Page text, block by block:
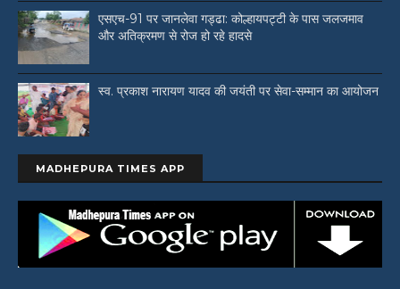
एसएच-91 पर जानलेवा गड्ढा: कोल्हायपट्टी के पास जलजमाव
और अतिक्रमण से रोज हो रहे हादसे
स्व. प्रकाश नारायण यादव की जयंती पर सेवा-सम्मान का आयोजन
MADHEPURA TIMES APP